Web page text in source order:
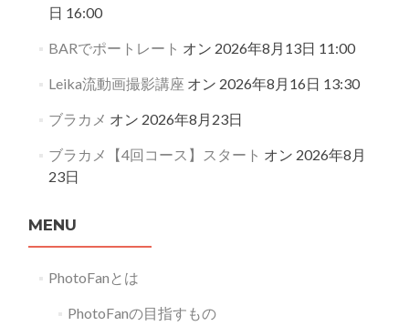
日 16:00
BARでポートレート オン 2026年8月13日 11:00
Leika流動画撮影講座 オン 2026年8月16日 13:30
ブラカメ オン 2026年8月23日
ブラカメ【4回コース】スタート オン 2026年8月
23日
MENU
PhotoFanとは
PhotoFanの目指すもの